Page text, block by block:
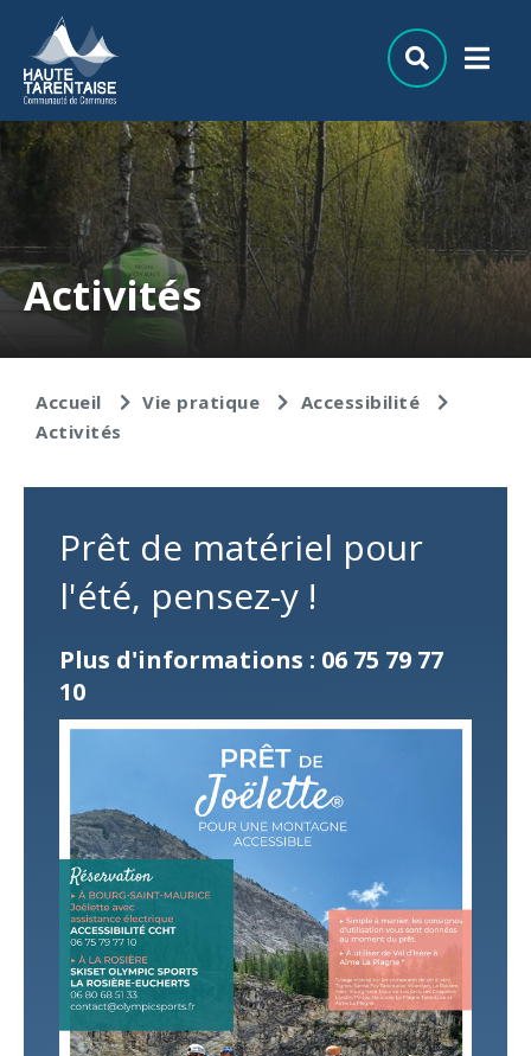
Aller à la recherche
Activités
Accueil Vie pratique
Accessibilité
Activités
Prêt de matériel pour
l'été, pensez-y !
Plus d'informations : 06 75 79 77
10